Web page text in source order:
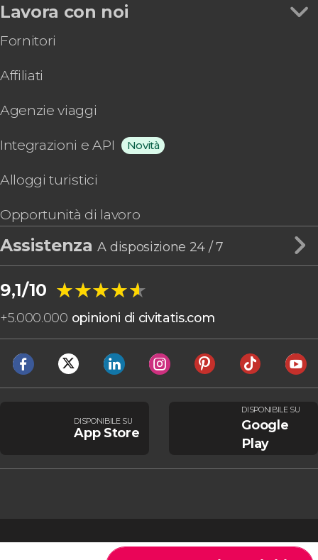
Lavora con noi
Fornitori
Affiliati
Agenzie viaggi
Integrazioni e API Novità
Alloggi turistici
Opportunità di lavoro
AssistenzaA disposizione 24 / 7
9,1/10 ★★★★★
★★★★★
+5.000.000 opinioni di civitatis.com
DISPONIBILE SU
App Store
DISPONIBILE SU
Google
Play